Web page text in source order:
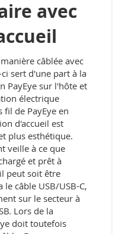
avec
câblée avec
ci sert d'une part à la
PayEye sur l'hôte et
électrique
de PayEye en
d'accueil est
plus esthétique.
veille à ce que
et prêt à
peut soit être
câble USB/USB-C,
sur le secteur à
Lors de la
doit toutefois